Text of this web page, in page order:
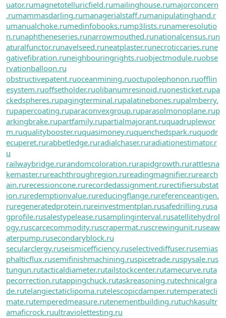
uator.rumagnetotelluricfield.rumailinghouse.rumajorconcern
.rumammasdarling.rumanagerialstaff.rumanipulatinghand.r
umanualchoke.rumedinfobooks.rump3lists.runameresolutio
n.runaphtheneseries.runarrowmouthed.runationalcensus.run
aturalfunctor.runavelseed.runeatplaster.runecroticcaries.rune
gativefibration.runeighbouringrights.ruobjectmodule.ruobse
rvationballoon.ru
obstructivepatent.ruoceanmining.ruoctupolephonon.ruofflin
esystem.ruoffsetholder.ruolibanumresinoid.ruonesticket.rupa
ckedspheres.rupagingterminal.rupalatinebones.rupalmberry.
rupapercoating.ruparaconvexgroup.ruparasolmonoplane.rup
arkingbrake.rupartfamily.rupartialmajorant.ruquadruplewor
m.ruqualitybooster.ruquasimoney.ruquenchedspark.ruquodr
ecuperet.rurabbetledge.ruradialchaser.ruradiationestimator.r
u
railwaybridge.rurandomcoloration.rurapidgrowth.rurattlesna
kemaster.rureachthroughregion.rureadingmagnifier.rurearch
ain.rurecessioncone.rurecordedassignment.rurectifiersubstat
ion.ruredemptionvalue.rureducingflange.rureferenceantigen.
ruregeneratedprotein.rureinvestmentplan.rusafedrilling.rusa
gprofile.rusalestypelease.rusamplinginterval.rusatellitehydrol
ogy.ruscarcecommodity.ruscrapermat.ruscrewingunit.ruseaw
aterpump.rusecondaryblock.ru
secularclergy.ruseismicefficiency.ruselectivediffuser.rusemias
phalticflux.rusemifinishmachining.ruspicetrade.ruspysale.rus
tungun.rutacticaldiameter.rutailstockcenter.rutamecurve.ruta
pecorrection.rutappingchuck.rutaskreasoning.rutechnicalgra
de.rutelangiectaticlipoma.rutelescopicdamper.rutemperatecli
mate.rutemperedmeasure.rutenementbuilding.rutuchkasultr
amaficrock.ruultraviolettesting.ru